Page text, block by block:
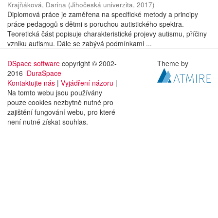
Krajňáková, Darina (Jihočeská univerzita, 2017)
Diplomová práce je zaměřena na specifické metody a principy
práce pedagogů s dětmi s poruchou autistického spektra.
Teoretická část popisuje charakteristické projevy autismu, příčiny
vzniku autismu. Dále se zabývá podmínkami ...
DSpace software copyright © 2002-
2016 DuraSpace
Kontaktujte nás | Vyjádření názoru |
Na tomto webu jsou používány
pouze cookies nezbytně nutné pro
zajištění fungování webu, pro které
není nutné získat souhlas.
Theme by